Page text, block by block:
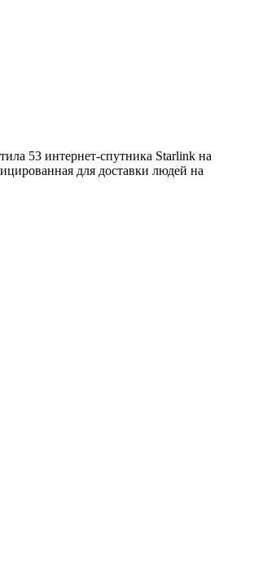
53 интернет-спутника Starlink на
для доставки людей на